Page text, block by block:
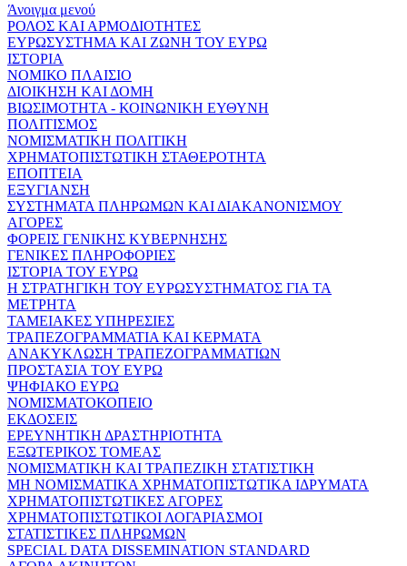
Άνοιγμα μενού
ΡΟΛΟΣ ΚΑΙ ΑΡΜΟΔΙΟΤΗΤΕΣ
ΕΥΡΩΣΥΣΤΗΜΑ ΚΑΙ ΖΩΝΗ ΤΟΥ ΕΥΡΩ
ΙΣΤΟΡΙΑ
ΝΟΜΙΚΟ ΠΛΑΙΣΙΟ
ΔΙΟΙΚΗΣΗ ΚΑΙ ΔΟΜΗ
ΒΙΩΣΙΜΟΤΗΤΑ - ΚΟΙΝΩΝΙΚΗ ΕΥΘΥΝΗ
ΠΟΛΙΤΙΣΜΟΣ
ΝΟΜΙΣΜΑΤΙΚΗ ΠΟΛΙΤΙΚΗ
ΧΡΗΜΑΤΟΠΙΣΤΩΤΙΚΗ ΣΤΑΘΕΡΟΤΗΤΑ
ΕΠΟΠΤΕΙΑ
ΕΞΥΓΙΑΝΣΗ
ΣΥΣΤΗΜΑΤΑ ΠΛΗΡΩΜΩΝ ΚΑΙ ΔΙΑΚΑΝΟΝΙΣΜΟΥ
ΑΓΟΡΕΣ
ΦΟΡΕΙΣ ΓΕΝΙΚΗΣ ΚΥΒΕΡΝΗΣΗΣ
ΓΕΝΙΚΕΣ ΠΛΗΡΟΦΟΡΙΕΣ
ΙΣΤΟΡΙΑ ΤΟΥ ΕΥΡΩ
Η ΣΤΡΑΤΗΓΙΚΗ ΤΟΥ ΕΥΡΩΣΥΣΤΗΜΑΤΟΣ ΓΙΑ ΤΑ
ΜΕΤΡΗΤΑ
ΤΑΜΕΙΑΚΕΣ ΥΠΗΡΕΣΙΕΣ
ΤΡΑΠΕΖΟΓΡΑΜΜΑΤΙΑ ΚΑΙ ΚΕΡΜΑΤΑ
ΑΝΑΚΥΚΛΩΣΗ ΤΡΑΠΕΖΟΓΡΑΜΜΑΤΙΩΝ
ΠΡΟΣΤΑΣΙΑ ΤΟΥ ΕΥΡΩ
ΨΗΦΙΑΚΟ ΕΥΡΩ
ΝΟΜΙΣΜΑΤΟΚΟΠΕΙΟ
ΕΚΔΟΣΕΙΣ
ΕΡΕΥΝΗΤΙΚΗ ΔΡΑΣΤΗΡΙΟΤΗΤΑ
ΕΞΩΤΕΡΙΚΟΣ ΤΟΜΕΑΣ
ΝΟΜΙΣΜΑΤΙΚΗ ΚΑΙ ΤΡΑΠΕΖΙΚΗ ΣΤΑΤΙΣΤΙΚΗ
ΜΗ ΝΟΜΙΣΜΑΤΙΚΑ ΧΡΗΜΑΤΟΠΙΣΤΩΤΙΚΑ ΙΔΡΥΜΑΤΑ
ΧΡΗΜΑΤΟΠΙΣΤΩΤΙΚΕΣ ΑΓΟΡΕΣ
ΧΡΗΜΑΤΟΠΙΣΤΩΤΙΚΟΙ ΛΟΓΑΡΙΑΣΜΟΙ
ΣΤΑΤΙΣΤΙΚΕΣ ΠΛΗΡΩΜΩΝ
SPECIAL DATA DISSEMINATION STANDARD